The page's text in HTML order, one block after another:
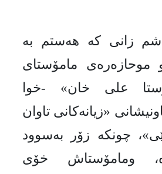
زانی كە هەستم بە
موحازه‌ره‌ی مامۆستای
علی خان» -خوا
«زیانەكانی تاوان
چونكە زۆر بەسوود
ومامۆستاش خۆی